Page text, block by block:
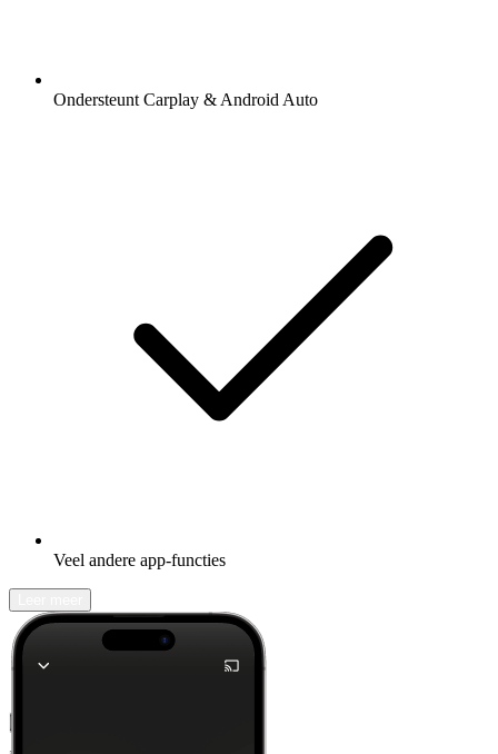
Ondersteunt Carplay & Android Auto
Veel andere app-functies